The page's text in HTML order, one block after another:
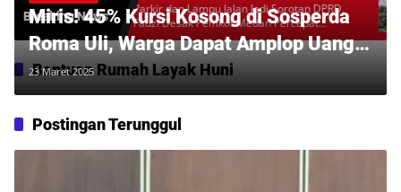
Breaking NewsParkir dan Lampu Jalan Jadi Sorotan DPRD,
Fauzi Desak Pemkot Medan Percepat
Pembenahan
Bantuan Rumah Layak Huni
Miris! 45% Kursi Kosong di Sosperda
Roma Uli, Warga Dapat Amplop Uang,
Tapi Tak Dijelaskan Cara Dapat
Bantuan Perumahan
23 Maret 2025
Postingan Terunggul